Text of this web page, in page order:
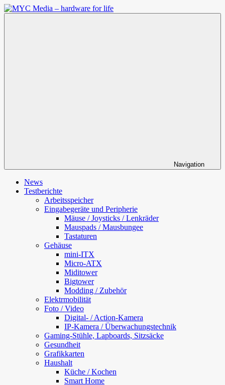
Zum
Inhalt
Navigation
News
Testberichte
Arbeitsspeicher
Eingabegeräte und Peripherie
Mäuse / Joysticks / Lenkräder
Mauspads / Mausbungee
Tastaturen
Gehäuse
mini-ITX
Micro-ATX
Miditower
Bigtower
Modding / Zubehör
Elektrmobilität
Foto / Video
Digital- / Action-Kamera
IP-Kamera / Überwachungstechnik
Gaming-Stühle, Lapboards, Sitzsäcke
Gesundheit
Grafikkarten
Haushalt
Küche / Kochen
Smart Home